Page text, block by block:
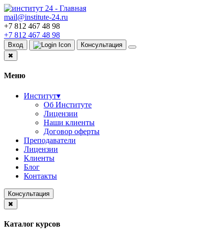
mail@institute-24.ru
+7 812 467 48 98
+7 812 467 48 98
Вход
Консультация
✖
Меню
Институт▾
Об Институте
Лицензии
Наши клиенты
Договор оферты
Преподаватели
Лицензии
Клиенты
Блог
Контакты
Консультация
✖
Каталог курсов